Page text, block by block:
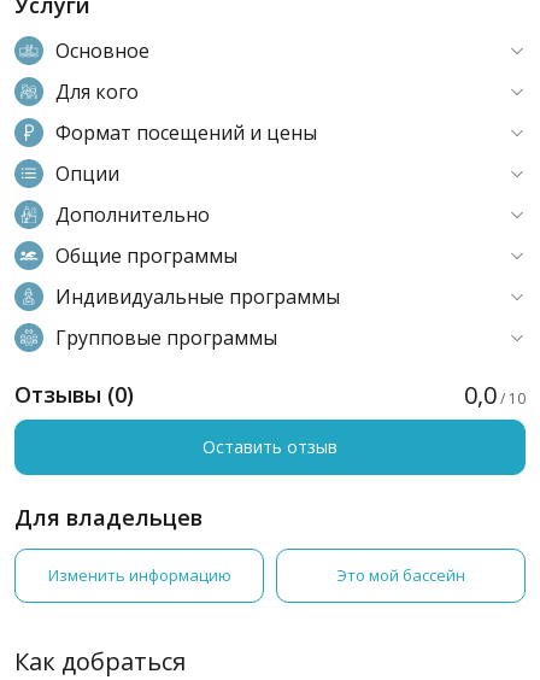
Основное
Для кого
Формат посещений и цены
Опции
Дополнительно
Общие программы
Индивидуальные программы
Групповые программы
Отзывы (0) 0,0/ 10
Оставить отзыв
Для владельцев
Изменить информацию Это мой бассейн
Как добраться